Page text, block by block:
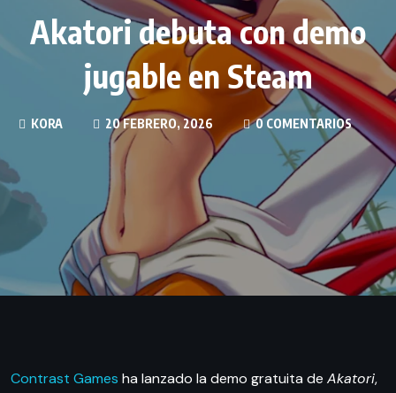
Akatori debuta con demo
jugable en Steam
KORA 20 FEBRERO, 2026 0 COMENTARIOS
Contrast Games ha lanzado la demo gratuita de Akatori,